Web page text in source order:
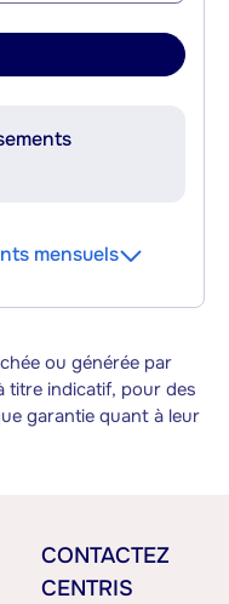
mensuels
ou générée par
titre indicatif, pour des
garantie quant à leur
CONTACTEZ
CENTRIS